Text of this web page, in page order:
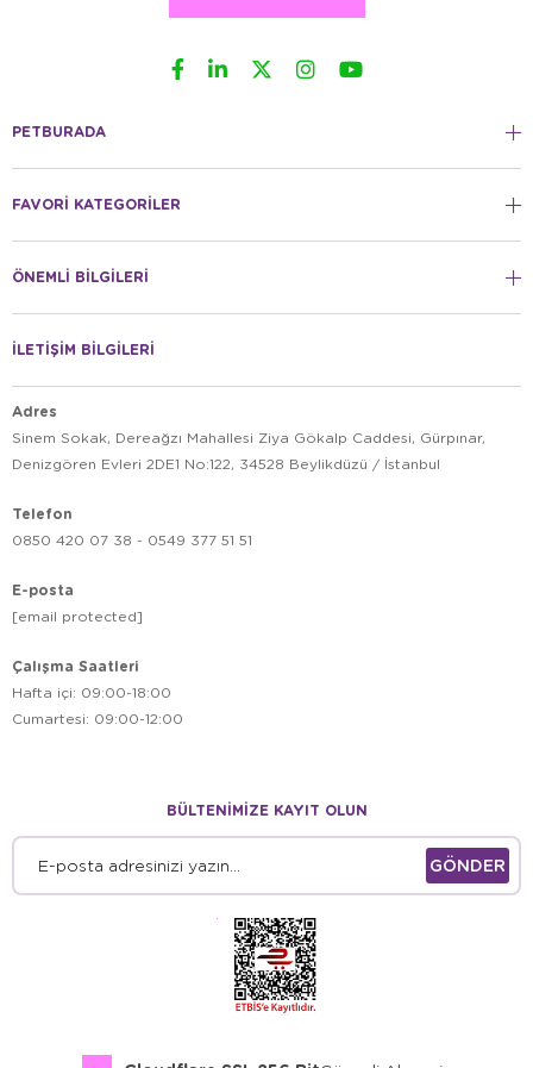
PETBURADA
FAVORİ KATEGORİLER
ÖNEMLİ BİLGİLERİ
İLETİŞİM BİLGİLERİ
Adres
Sinem Sokak, Dereağzı Mahallesi Ziya Gökalp Caddesi, Gürpınar,
Denizgören Evleri 2DE1 No:122, 34528 Beylikdüzü / İstanbul
Telefon
0850 420 07 38 - 0549 377 51 51
E-posta
[email protected]
Çalışma Saatleri
Hafta içi: 09:00-18:00
Cumartesi: 09:00-12:00
BÜLTENİMİZE KAYIT OLUN
GÖNDER